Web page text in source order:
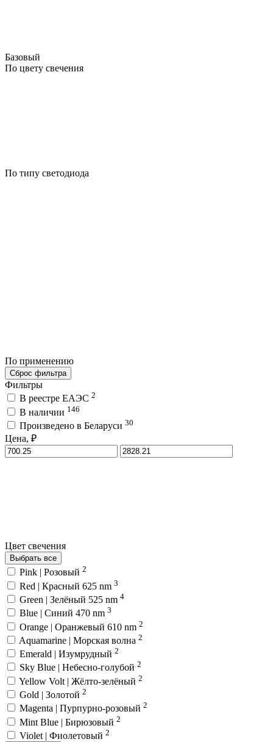
Базовый
По цвету свечения
По типу светодиода
По применению
Сброс фильтра
Фильтры
В реестре ЕАЭС 2
В наличии 146
Произведено в Беларуси 30
Цена, ₽
Цвет свечения
Выбрать все
Pink | Розовый 2
Red | Красный 625 nm 3
Green | Зелёный 525 nm 4
Blue | Синий 470 nm 3
Orange | Оранжевый 610 nm 2
Aquamarine | Морская волна 2
Emerald | Изумрудный 2
Sky Blue | Небесно-голубой 2
Yellow Volt | Жёлто-зелёный 2
Gold | Золотой 2
Magenta | Пурпурно-розовый 2
Mint Blue | Бирюзовый 2
Violet | Фиолетовый 2